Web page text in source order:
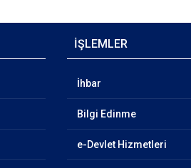
İŞLEMLER
İhbar
Bilgi Edinme
e-Devlet Hizmetleri